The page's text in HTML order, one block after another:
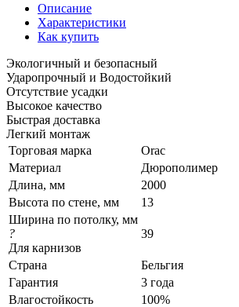
Описание
Характеристики
Как купить
Экологичный и безопасный
Ударопрочный и Водостойкий
Отсутствие усадки
Высокое качество
Быстрая доставка
Легкий монтаж
Торговая марка
Orac
Материал
Дюрополимер
Длина, мм
2000
Высота по стене, мм
13
Ширина по потолку, мм
?
Для карнизов
39
Страна
Бельгия
Гарантия
3 года
Влагостойкость
100%